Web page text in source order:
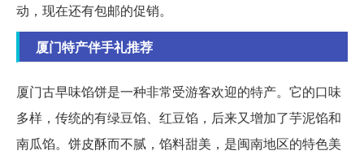
动，现在还有包邮的促销。
厦门特产伴手礼推荐
厦门古早味馅饼是一种非常受游客欢迎的特产。它的口味
多样，传统的有绿豆馅、红豆馅，后来又增加了芋泥馅和
南瓜馅。饼皮酥而不腻，馅料甜美，是闽南地区的特色美